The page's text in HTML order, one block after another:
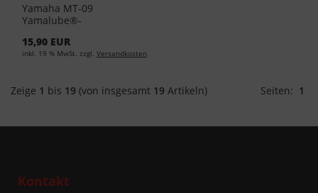
Yamaha MT-09
Yamalube®-
65049-A0-51 (EUR 43,17/L)
15,90 EUR
inkl. 19 % MwSt. zzgl. Versandkosten
Zeige 1 bis 19 (von insgesamt 19 Artikeln) Seiten: 1
Kontakt